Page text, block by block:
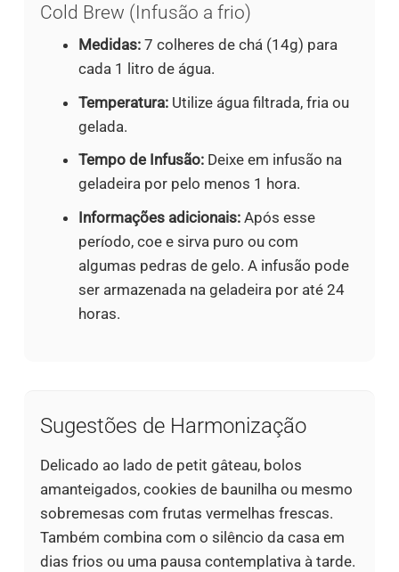
Cold Brew (Infusão a frio)
Medidas:7 colheres de chá (14g) para
cada 1 litro de água.
Temperatura:Utilize água filtrada, fria ou
gelada.
Tempo de Infusão:Deixe em infusão na
geladeira por pelo menos 1 hora.
Informações adicionais:Após esse
período, coe e sirva puro ou com
algumas pedras de gelo. A infusão pode
ser armazenada na geladeira por até 24
horas.
Sugestões de Harmonização
Delicado ao lado de petit gâteau, bolos
amanteigados, cookies de baunilha ou mesmo
sobremesas com frutas vermelhas frescas.
Também combina com o silêncio da casa em
dias frios ou uma pausa contemplativa à tarde.